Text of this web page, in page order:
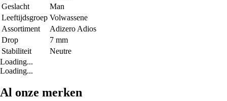
Geslacht
Man
Leeftijdsgroep Volwassene
Assortiment
Adizero Adios
Drop
7 mm
Stabiliteit
Neutre
Loading...
Loading...
Al onze merken